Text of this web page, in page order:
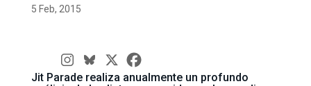
5 Feb, 2015
Jit Parade realiza anualmente un profundo